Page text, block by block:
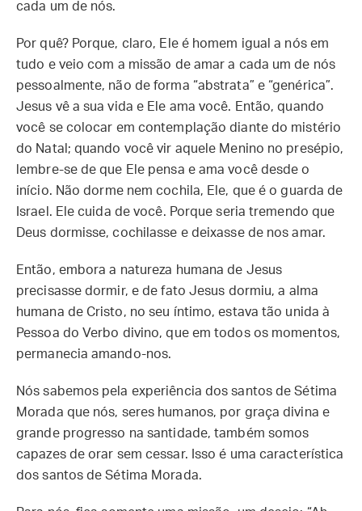
cada um de nós.
Por quê? Porque, claro, Ele é homem igual a nós em
tudo e veio com a missão de amar a cada um de nós
pessoalmente, não de forma “abstrata” e “genérica”.
Jesus vê a sua vida e Ele ama você. Então, quando
você se colocar em contemplação diante do mistério
do Natal; quando você vir aquele Menino no presépio,
lembre-se de que Ele pensa e ama você desde o
início. Não dorme nem cochila, Ele, que é o guarda de
Israel. Ele cuida de você. Porque seria tremendo que
Deus dormisse, cochilasse e deixasse de nos amar.
Então, embora a natureza humana de Jesus
precisasse dormir, e de fato Jesus dormiu, a alma
humana de Cristo, no seu íntimo, estava tão unida à
Pessoa do Verbo divino, que em todos os momentos,
permanecia amando-nos.
Nós sabemos pela experiência dos santos de Sétima
Morada que nós, seres humanos, por graça divina e
grande progresso na santidade, também somos
capazes de orar sem cessar. Isso é uma característica
dos santos de Sétima Morada.